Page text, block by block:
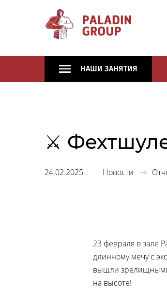
НАШИ ЗАНЯТИЯ
⚔
24.02.2025 Новости
23 февраля в зале
длинному мечу с
вышли
на высоте!